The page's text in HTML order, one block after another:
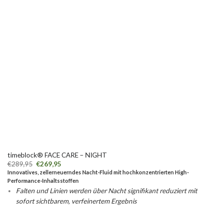
timeblock® FACE CARE – NIGHT
€289,95 €269,95
Innovatives, zellerneuerndes Nacht-Fluid mit hochkonzentrierten High-
Performance-Inhaltsstoffen
Falten und Linien werden über Nacht signifikant reduziert mit
sofort sichtbarem, verfeinertem Ergebnis